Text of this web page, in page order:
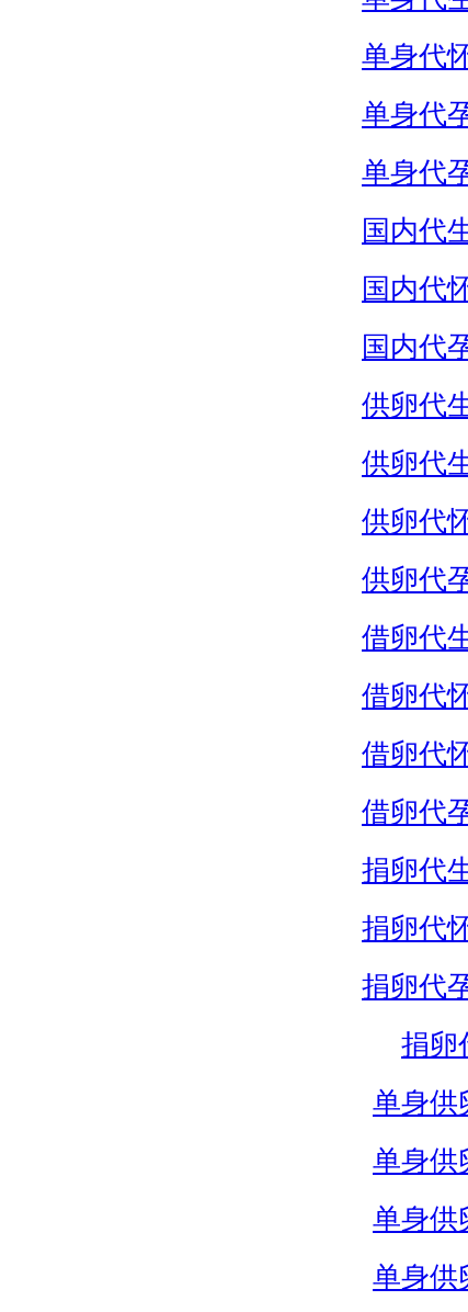
单身代
单身代
单身代
国内代
国内代
国内代
供卵代
供卵代
供卵代
供卵代
借卵代
借卵代
借卵代
借卵代
捐卵代
捐卵代
捐卵代
捐卵
单身供
单身供
单身供
单身供